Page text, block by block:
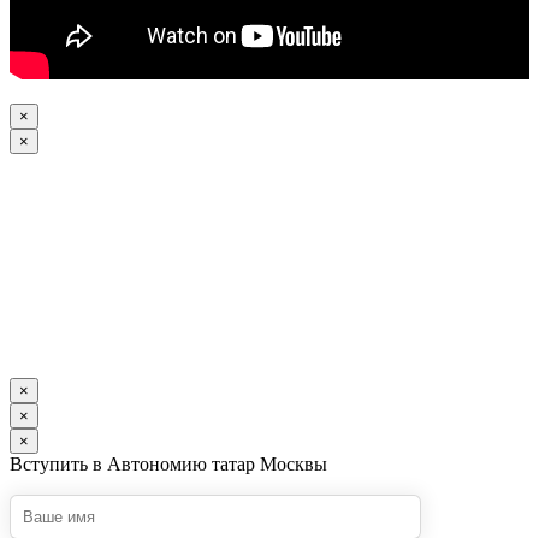
×
×
×
×
×
Вступить в Автономию татар Москвы